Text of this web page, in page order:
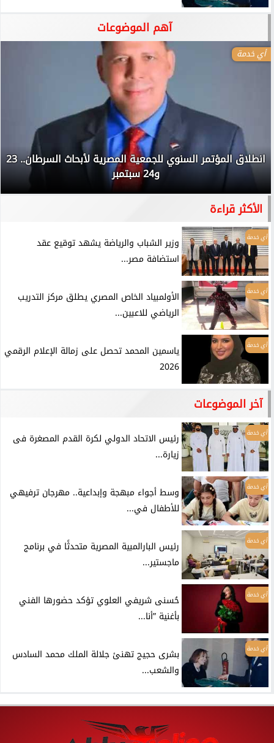
آهم الموضوعات
أي خدمة
انطلاق المؤتمر السنوي للجمعية المصرية لأبحاث السرطان.. 23
و24 سبتمبر
الأكثر قراءة
أي خدمة
وزير الشباب والرياضة يشهد توقيع عقد
استضافة مصر...
أي خدمة
الأولمبياد الخاص المصري يطلق مركز التدريب
الرياضي للاعبين...
أي خدمة
ياسمين المحمد تحصل على زمالة الإعلام الرقمي
2026
آخر الموضوعات
أي خدمة
رئيس الاتحاد الدولي لكرة القدم المصغرة فى
زيارة...
أي خدمة
وسط أجواء مبهجة وإبداعية.. مهرجان ترفيهي
للأطفال في...
أي خدمة
رئيس البارالمبية المصرية متحدثًا في برنامج
ماجستير...
أي خدمة
حُسنى شريفي العلوي تؤكد حضورها الفني
بأغنية ”أنا...
أي خدمة
بشرى حجيج تهنئ جلالة الملك محمد السادس
والشعب...